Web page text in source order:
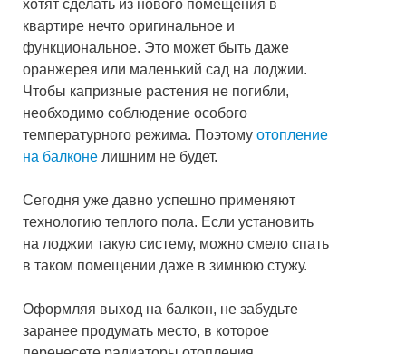
хотят сделать из нового помещения в
квартире нечто оригинальное и
функциональное. Это может быть даже
оранжерея или маленький сад на лоджии.
Чтобы капризные растения не погибли,
необходимо соблюдение особого
температурного режима. Поэтому отопление
на балконе лишним не будет.
Сегодня уже давно успешно применяют
технологию теплого пола. Если установить
на лоджии такую систему, можно смело спать
в таком помещении даже в зимнюю стужу.
Оформляя выход на балкон, не забудьте
заранее продумать место, в которое